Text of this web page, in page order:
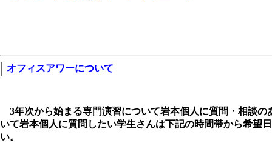
オフィスアワーについて
3年次から始まる専門演習について岩本個人に質問・相談
いて岩本個人に質問したい学生さんは下記の時間帯から希望
い。